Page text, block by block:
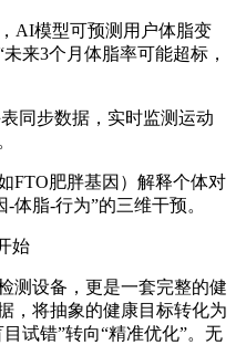
AI模型可预测用户体脂变
来3个月体脂率可能超标，
同步数据，实时监测运动
FTO肥胖基因）解释个体对
体脂-行为”的三维干预。
始
测设备，更是一套完整的健
，将抽象的健康目标转化为
试错”转向“精准优化”。无